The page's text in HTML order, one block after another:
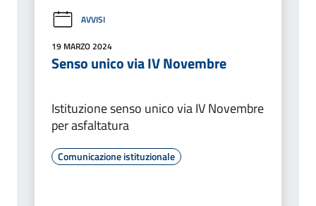
AVVISI
19 MARZO 2024
Senso unico via IV Novembre
Istituzione senso unico via IV Novembre
per asfaltatura
Comunicazione istituzionale